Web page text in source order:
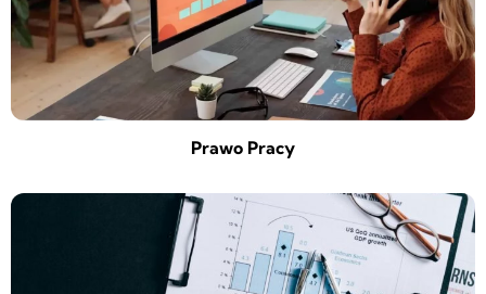
Prawo Pracy